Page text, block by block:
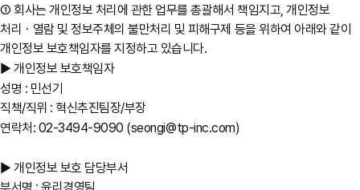
① 회사는 개인정보 처리에 관한 업무를 총괄해서 책임지고, 개인정보
처리ㆍ열람 및 정보주체의 불만처리 및 피해구제 등을 위하여 아래와 같이
개인정보 보호책임자를 지정하고 있습니다.
▶ 개인정보 보호책임자
성명 : 민선기
직책/직위 : 혁신추진팀장/부장
연락처: 02-3494-9090 (seongi@tp-inc.com)
▶ 개인정보 보호 담당부서